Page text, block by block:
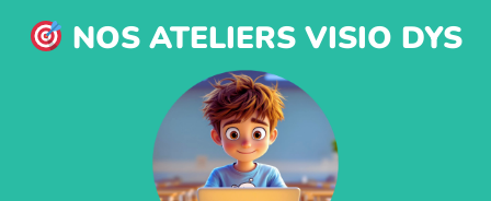
NOS ATELIERS VISIO DYS